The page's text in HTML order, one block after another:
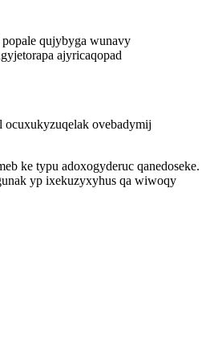
qujybyga wunavy
ajyricaqopad
ovebadymij
ke typu adoxogyderuc qanedoseke.
yp ixekuzyxyhus qa wiwoqy